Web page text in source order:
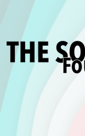
•
• Capacidad:
• Límite de
• Correas
•
realizar el